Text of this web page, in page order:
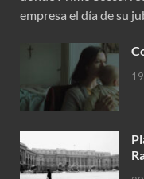
empresa el día de su